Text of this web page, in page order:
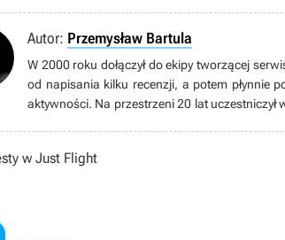
Autor: Przemysław Bartula
W 2000 roku dołączył do ekipy tworzącej
od napisania kilku recenzji, a potem płynnie
aktywności. Na przestrzeni 20 lat uczestniczył
aniżeli redaktorskie. Posiada dyplom technika
w Just Flight